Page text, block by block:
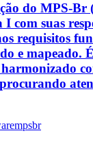
do MPS-Br
com suas
requisitos
e mapeado.
mpsbr